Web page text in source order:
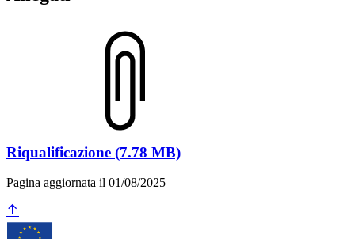
Riqualificazione (7.78 MB)
Pagina aggiornata il 01/08/2025